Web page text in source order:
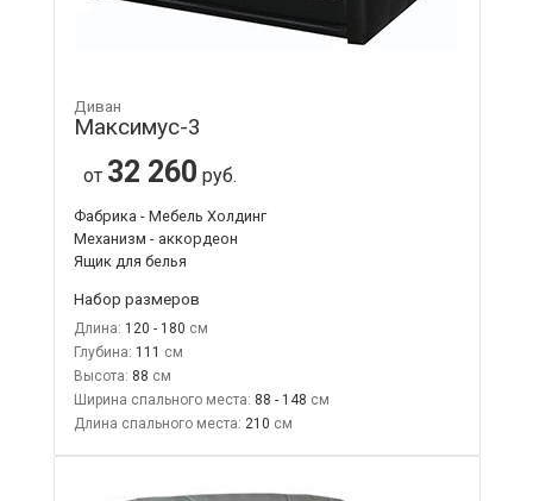
Диван
Максимус-3
от 32 260 руб.
Фабрика - Мебель Холдинг
Механизм - аккордеон
Ящик для белья
Набор размеров
Длина: 120 - 180
Глубина: 111
Высота: 88
Ширина спального места: 88 - 148
Длина спального места: 210